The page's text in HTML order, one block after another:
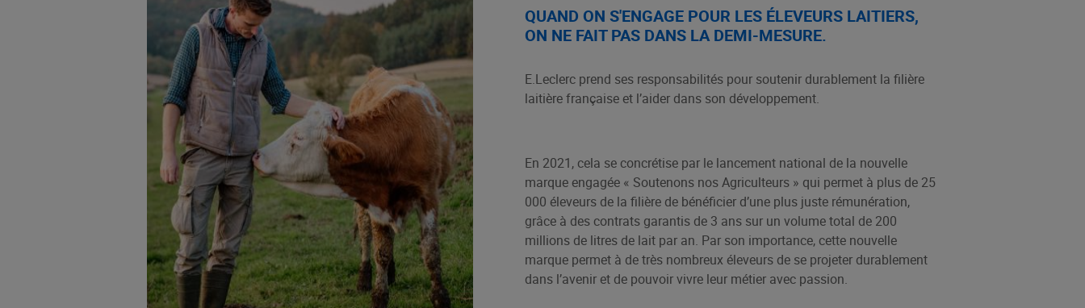
QUAND ON S'ENGAGE POUR LES ÉLEVEURS LAITIERS,
ON NE FAIT PAS DANS LA DEMI-MESURE.
E.Leclerc prend ses responsabilités pour soutenir durablement la filière
laitière française et l’aider dans son développement.
En 2021, cela se concrétise par le lancement national de la nouvelle
marque engagée « Soutenons nos Agriculteurs » qui permet à plus de 25
000 éleveurs de la filière de bénéficier d’une plus juste rémunération,
grâce à des contrats garantis de 3 ans sur un volume total de 200
millions de litres de lait par an. Par son importance, cette nouvelle
marque permet à de très nombreux éleveurs de se projeter durablement
dans l’avenir et de pouvoir vivre leur métier avec passion.